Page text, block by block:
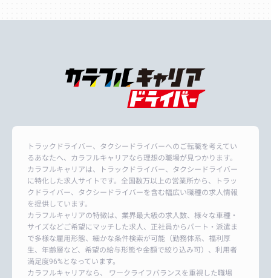
トラックドライバー、タクシードライバーへのご転職を考えてい
るあなたへ、カラフルキャリアなら理想の職場が見つかります。
カラフルキャリアは、トラックドライバー、タクシードライバー
に特化した求人サイトです。全国数万以上の営業所から、トラッ
クドライバー、タクシードライバーを含む幅広い職種の求人情報
を提供しています。
カラフルキャリアの特徴は、業界最大級の求人数、様々な車種・
サイズなどご希望にマッチした求人、正社員からパート・派遣ま
で多様な雇用形態、細かな条件検索が可能（勤務体系、福利厚
生、年齢層など、希望の給与形態や金額で絞り込み可）、利用者
満足度96%となっています。
カラフルキャリアなら、 ワークライフバランスを重視した職場